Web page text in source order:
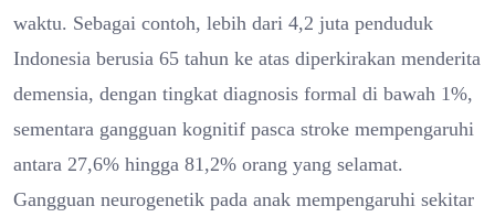
waktu. Sebagai contoh, lebih dari 4,2 juta penduduk
Indonesia berusia 65 tahun ke atas diperkirakan menderita
demensia, dengan tingkat diagnosis formal di bawah 1%,
sementara gangguan kognitif pasca stroke mempengaruhi
antara 27,6% hingga 81,2% orang yang selamat.
Gangguan neurogenetik pada anak mempengaruhi sekitar